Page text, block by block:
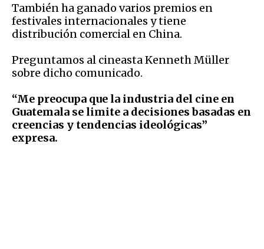
También ha ganado varios premios en
festivales internacionales y tiene
distribución comercial en China.
Preguntamos al cineasta Kenneth Müller
sobre dicho comunicado.
“Me preocupa que la industria del cine en
Guatemala se limite a decisiones basadas en
creencias y tendencias ideológicas”
expresa.